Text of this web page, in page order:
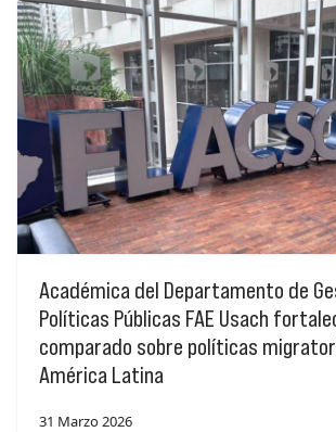
Académica del Departamento de
Políticas Públicas FAE Usach
comparado sobre políticas
América Latina
31 Marzo 2026